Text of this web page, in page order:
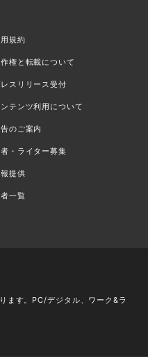
規約
権と転載について
スリリース受付
テンツ利用について
のご案内
・ライター募集
提供
一覧
ます。PC/デジタル、ワーク&ラ